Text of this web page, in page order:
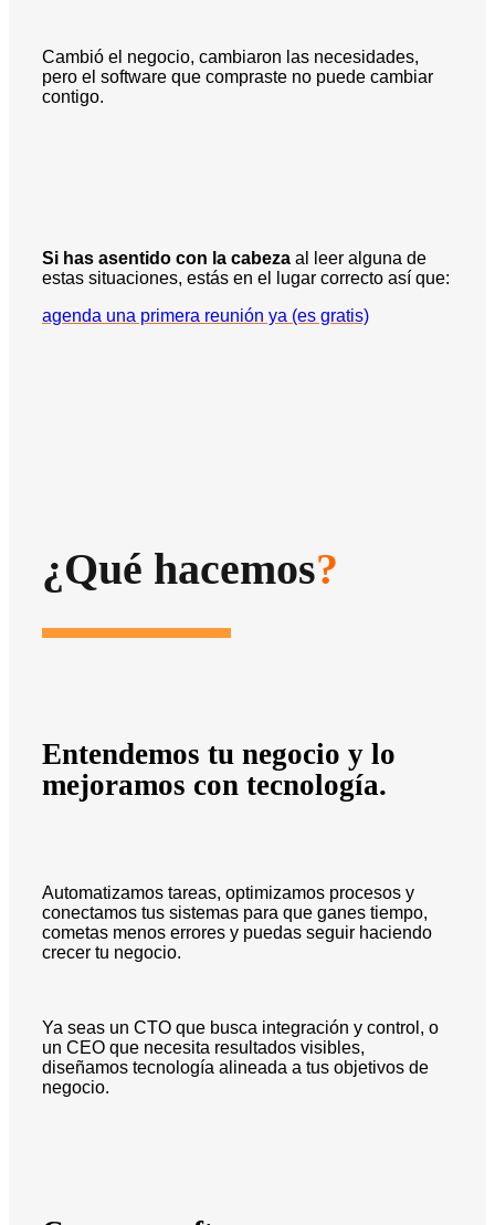
Cambió el negocio, cambiaron las necesidades,
pero el software que compraste no puede cambiar
contigo.
Si has asentido con la cabeza al leer alguna de
estas situaciones, estás en el lugar correcto así que:
agenda una primera reunión ya (es gratis)
¿Qué hacemos?
Entendemos tu negocio y lo
mejoramos con tecnología.
Automatizamos tareas, optimizamos procesos y
conectamos tus sistemas para que ganes tiempo,
cometas menos errores y puedas seguir haciendo
crecer tu negocio.
Ya seas un CTO que busca integración y control, o
un CEO que necesita resultados visibles,
diseñamos tecnología alineada a tus objetivos de
negocio.